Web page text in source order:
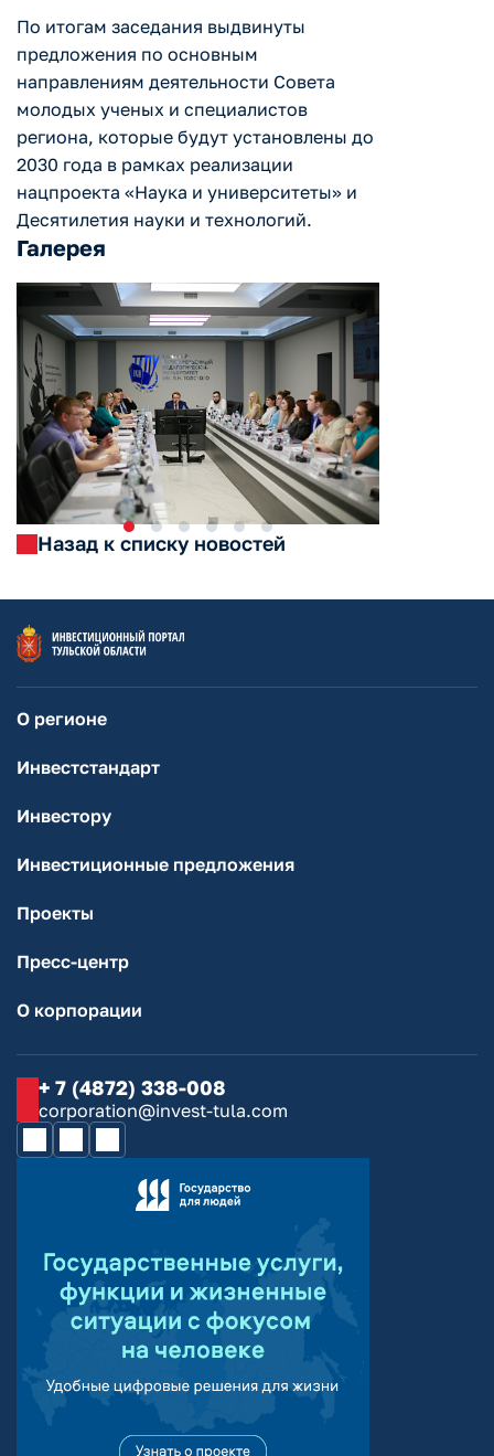
По итогам заседания выдвинуты
предложения по основным
направлениям деятельности Совета
молодых ученых и специалистов
региона, которые будут установлены до
2030 года в рамках реализации
нацпроекта «Наука и университеты» и
Десятилетия науки и технологий.
Галерея
Назад к списку новостей
О регионе
Инвестстандарт
Инвестору
Инвестиционные предложения
Проекты
Пресс-центр
О корпорации
+ 7 (4872) 338-008
corporation@invest-tula.com